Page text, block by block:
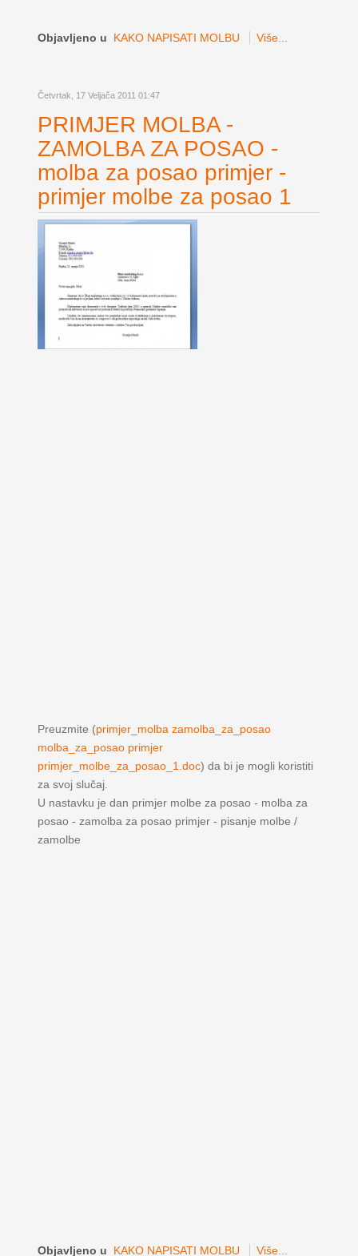
Objavljeno u KAKO NAPISATI MOLBU Više...
Četvrtak, 17 Veljača 2011 01:47
PRIMJER MOLBA -
ZAMOLBA ZA POSAO -
molba za posao primjer -
primjer molbe za posao 1
Preuzmite (primjer_molba zamolba_za_posao
molba_za_posao primjer
primjer_molbe_za_posao_1.doc) da bi je mogli koristiti
za svoj slučaj.
U nastavku je dan primjer molbe za posao - molba za
posao - zamolba za posao primjer - pisanje molbe /
zamolbe
Objavljeno u KAKO NAPISATI MOLBU Više...